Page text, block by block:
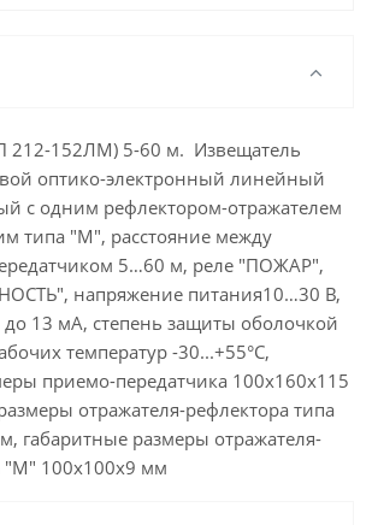
152ЛМ) 5-60 м. Извещатель
оптико-электронный линейный
с одним рефлектором-отражателем
типа "М", расстояние между
5…60 м, реле "ПОЖАР",
напряжение питания10…30 В,
до 13 мА, степень защиты оболочкой
температур -30...+55°C,
приемо-передатчика 100х160х115
отражателя-рефлектора типа
габаритные размеры отражателя-
"М" 100х100х9 мм